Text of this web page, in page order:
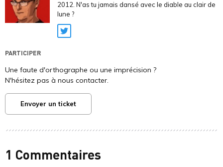
2012. N'as tu jamais dansé avec le diable au clair de
lune ?
Twitter
PARTICIPER
Une faute d'orthographe ou une imprécision ?
N'hésitez pas à nous contacter.
Envoyer un ticket
1 Commentaires